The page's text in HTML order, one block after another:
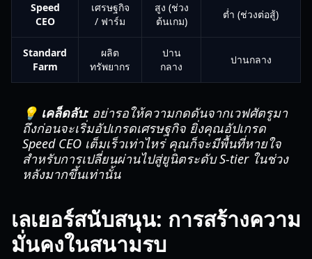
Speed
CEO
เศรษฐกิจ
/ ฟาร์ม
สูง (ช่วง
ต้นเกม)
ต่ำ (ช่วงต่อสู้)
Standard
Farm
ผลิต
ทรัพยากร
ปาน
กลาง
ปานกลาง
💡 เคล็ดลับ: อย่ารอให้ความกดดันจากเวฟศัตรูมา
ถึงก่อนจะเริ่มอัปเกรดเศรษฐกิจ ยิ่งคุณอัปเกรด
Speed CEO เต็มเร็วเท่าไหร่ คุณก็จะมีพื้นที่หายใจ
สำหรับการเปลี่ยนผ่านไปสู่ยูนิตระดับ S-tier ในช่วง
หลังมากขึ้นเท่านั้น
เลเยอร์สนับสนุน: การสร้างความ
มั่นคงในสนามรบ